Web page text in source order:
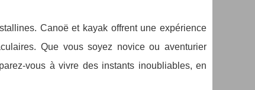
Canoë et kayak offrent une expérience
Que vous soyez novice ou aventurier
vous à vivre des instants inoubliables, en